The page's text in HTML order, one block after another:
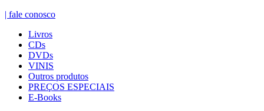
| fale conosco
Livros
CDs
DVDs
VINIS
Outros produtos
PREÇOS ESPECIAIS
E-Books